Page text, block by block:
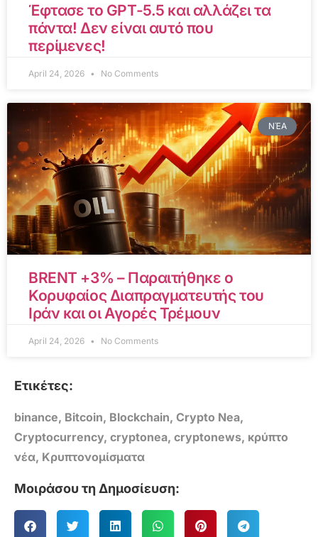
Έφτασε το GPT-5.5 και αλλάζει τα
πάντα! Δεν είναι αυτό που
περίμενες!
April 24, 2026 No Comments
ΝΈΑ
BRENT +3% – Παραιτήθηκε ο
Κορυφαίος Διαπραγματευτής του
Ιράν και οι Αγορές Τρέμουν
April 24, 2026 No Comments
Ετικέτες:
binance, Bitcoin, Blockchain, Crypto Nea,
Cryptocurrency, cryptonea, cryptonews, κρύπτο
νέα, Κρυπτονομίσματα
Μοιράσου τη Δημοσίευση: